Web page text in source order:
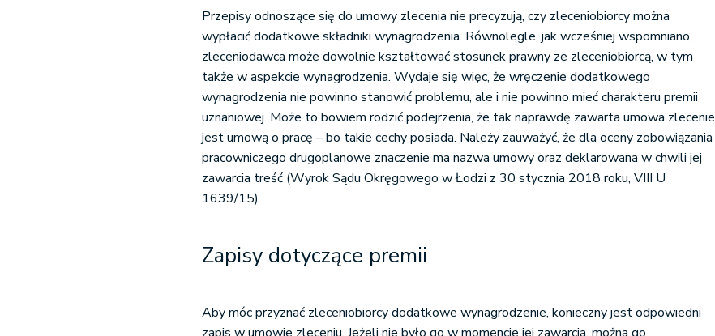
Przepisy odnoszące się do umowy zlecenia nie precyzują, czy zleceniobiorcy można
wypłacić dodatkowe składniki wynagrodzenia. Równolegle, jak wcześniej wspomniano,
zleceniodawca może dowolnie kształtować stosunek prawny ze zleceniobiorcą, w tym
także w aspekcie wynagrodzenia. Wydaje się więc, że wręczenie dodatkowego
wynagrodzenia nie powinno stanowić problemu, ale i nie powinno mieć charakteru premii
uznaniowej. Może to bowiem rodzić podejrzenia, że tak naprawdę zawarta umowa zlecenie
jest umową o pracę – bo takie cechy posiada. Należy zauważyć, że dla oceny zobowiązania
pracowniczego drugoplanowe znaczenie ma nazwa umowy oraz deklarowana w chwili jej
zawarcia treść (Wyrok Sądu Okręgowego w Łodzi z 30 stycznia 2018 roku, VIII U
1639/15).
Zapisy dotyczące premii
Aby móc przyznać zleceniobiorcy dodatkowe wynagrodzenie, konieczny jest odpowiedni